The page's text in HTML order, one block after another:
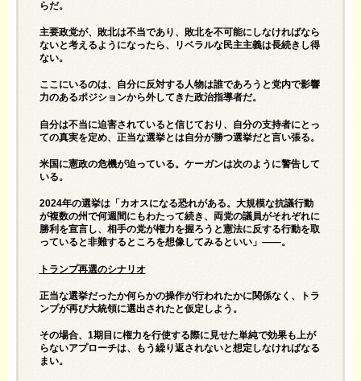
らだ。
主要政党が、敗北は不当であり、敗北を不可能にしなければなら
ないと考えるようになったら、リベラルな民主主義は長続きし得
ない。
ここにいるのは、自分に反対する人物は誰であろうと党内で影響
力のあるポジションから外してきた政治指導者だ。
自分は不当に迫害されていると信じており、自分の支持者にとっ
ての真実を定め、正当な選挙とは自分が勝つ選挙だと言い張る。
米国に憲政の危機が迫っている。ケーガンは次のように警告して
いる。
2024年の選挙は「カオスになる恐れがある。大規模な抗議行動
が複数の州で何週間にもわたって続き、両党の議員がそれぞれに
勝利を宣言し、相手の党が権力を握ろうと憲法に反する行動を取
っていると非難するところを想像してみるといい」――。
トランプ再選のシナリオ
正当な選挙だったか何らかの操作が行われたかに関係なく、トラ
ンプが再び大統領に選出されたと仮定しよう。
その場合、1期目に権力を行使する際に見せた単純で効果も上が
らないアプローチは、もう繰り返されないと想定しなければなる
まい。